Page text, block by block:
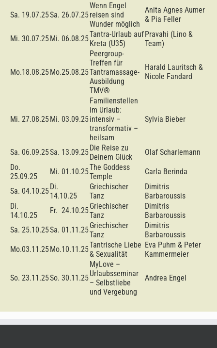
Sa. 19.07.25Sa. 26.07.25
Wenn Engel
reisen sind
Wunder möglich
Anita Agnes Aumer
& Pia Feller
Mi. 30.07.25Mi. 06.08.25Tantra-Urlaub auf
Kreta (U35)
Pravahi (Lino &
Team)
Mo.18.08.25Mo.25.08.25
Peergroup-
Treffen für
Tantramassage-
Ausbildung
TMV®
Harald Lauritsch &
Nicole Fandard
Mi. 27.08.25Mi. 03.09.25
Familienstellen
im Urlaub:
intensiv –
transformativ –
heilsam
Sylvia Bieber
Sa. 06.09.25Sa. 13.09.25Die Reise zu
Deinem Glück
Olaf Scharlemann
Do.
25.09.25
Mi. 01.10.25The Goddess
Temple
Carla Berinda
Sa. 04.10.25Di.
14.10.25
Griechischer
Tanz
Dimitris
Barbaroussis
Di.
14.10.25
Fr. 24.10.25Griechischer
Tanz
Dimitris
Barbaroussis
Sa. 25.10.25Sa. 01.11.25Griechischer
Tanz
Dimitris
Barbaroussis
Mo.03.11.25Mo.10.11.25Tantrische Liebe
& Sexualität
Eva Puhm & Peter
Kammermeier
So. 23.11.25So. 30.11.25
MyLove –
Urlaubsseminar
– Selbstliebe
und Vergebung
Andrea Engel